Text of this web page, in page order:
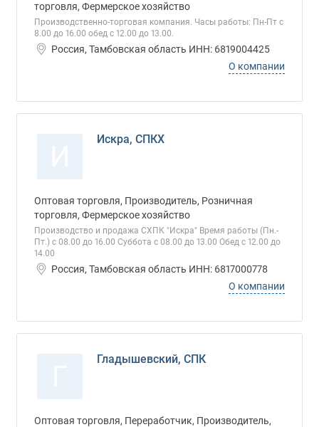
торговля, Фермерское хозяйство
Производственно-торговая компания. Часы работы: Пн-Пт с
8.00 до 16.00 обед с 12.00 до 13.00.
Россия, Тамбовская область ИНН: 6819004425
О компании
Искра, СПКХ
Оптовая торговля, Производитель, Розничная
торговля, Фермерское хозяйство
Производство и продажа СХПК "Искра" Время работы (Пн.-
Пт.) с 08.00 до 16.00 Суббота с 08.00 до 13.00 Обед с 12.00 до
14.00
Россия, Тамбовская область ИНН: 6817000778
О компании
Гладышевский, СПК
Оптовая торговля, Переработчик, Производитель,